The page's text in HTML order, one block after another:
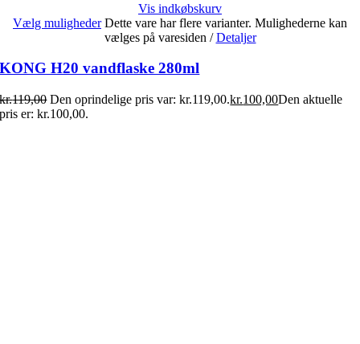
Vis indkøbskurv
Vælg muligheder Dette vare har flere varianter. Mulighederne kan
vælges på varesiden / Detaljer
KONG H20 vandflaske 280ml
kr.119,00 Den oprindelige pris var: kr.119,00.kr.100,00Den aktuelle
pris er: kr.100,00.